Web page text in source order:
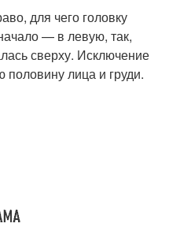
для чего головку
— в левую, так,
сверху. Исключе­ние
лица и груди.